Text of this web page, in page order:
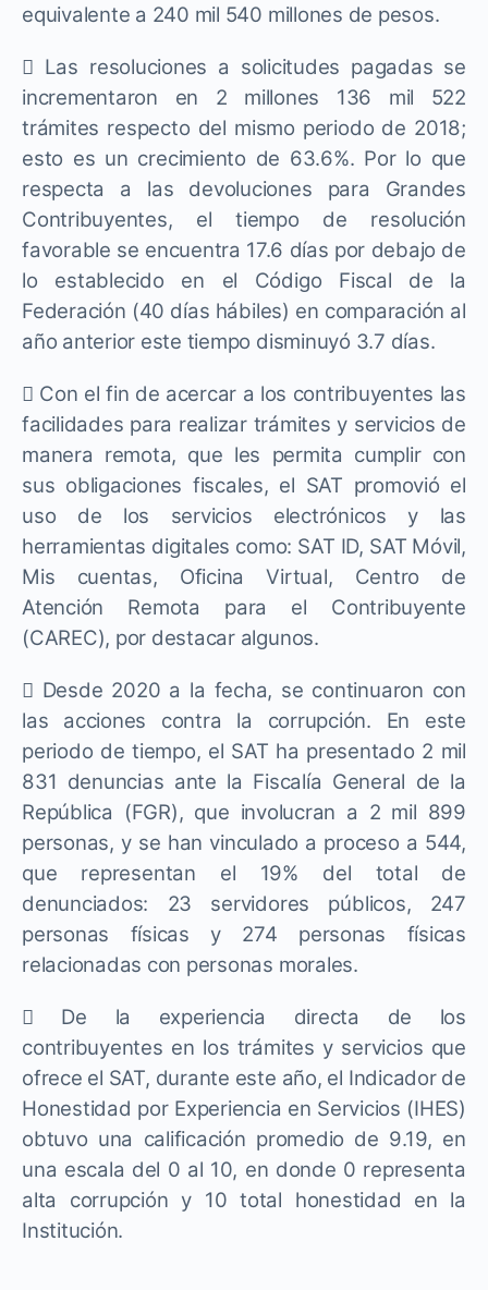
equivalente a 240 mil 540 millones de pesos.
 Las resoluciones a solicitudes pagadas se
incrementaron en 2 millones 136 mil 522
trámites respecto del mismo periodo de 2018;
esto es un crecimiento de 63.6%. Por lo que
respecta a las devoluciones para Grandes
Contribuyentes, el tiempo de resolución
favorable se encuentra 17.6 días por debajo de
lo establecido en el Código Fiscal de la
Federación (40 días hábiles) en comparación al
año anterior este tiempo disminuyó 3.7 días.
 Con el fin de acercar a los contribuyentes las
facilidades para realizar trámites y servicios de
manera remota, que les permita cumplir con
sus obligaciones fiscales, el SAT promovió el
uso de los servicios electrónicos y las
herramientas digitales como: SAT ID, SAT Móvil,
Mis cuentas, Oficina Virtual, Centro de
Atención Remota para el Contribuyente
(CAREC), por destacar algunos.
 Desde 2020 a la fecha, se continuaron con
las acciones contra la corrupción. En este
periodo de tiempo, el SAT ha presentado 2 mil
831 denuncias ante la Fiscalía General de la
República (FGR), que involucran a 2 mil 899
personas, y se han vinculado a proceso a 544,
que representan el 19% del total de
denunciados: 23 servidores públicos, 247
personas físicas y 274 personas físicas
relacionadas con personas morales.
 De la experiencia directa de los
contribuyentes en los trámites y servicios que
ofrece el SAT, durante este año, el Indicador de
Honestidad por Experiencia en Servicios (IHES)
obtuvo una calificación promedio de 9.19, en
una escala del 0 al 10, en donde 0 representa
alta corrupción y 10 total honestidad en la
Institución.